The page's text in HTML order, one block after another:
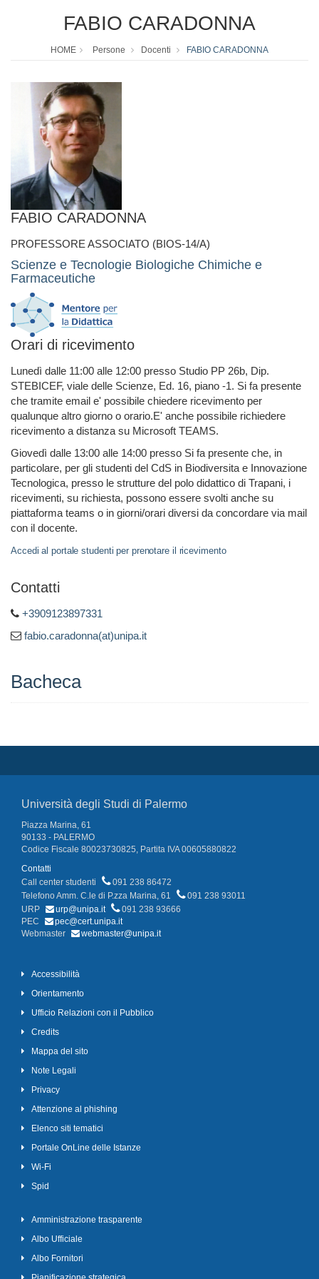
FABIO CARADONNA
HOME Persone Docenti FABIO CARADONNA
FABIO CARADONNA
PROFESSORE ASSOCIATO (BIOS-14/A)
Scienze e Tecnologie Biologiche Chimiche e
Farmaceutiche
Orari di ricevimento
Lunedì dalle 11:00 alle 12:00 presso Studio PP 26b, Dip.
STEBICEF, viale delle Scienze, Ed. 16, piano -1. Si fa presente
che tramite email e' possibile chiedere ricevimento per
qualunque altro giorno o orario.E' anche possibile richiedere
ricevimento a distanza su Microsoft TEAMS.
Giovedì dalle 13:00 alle 14:00 presso Si fa presente che, in
particolare, per gli studenti del CdS in Biodiversita e Innovazione
Tecnologica, presso le strutture del polo didattico di Trapani, i
ricevimenti, su richiesta, possono essere svolti anche su
piattaforma teams o in giorni/orari diversi da concordare via mail
con il docente.
Accedi al portale studenti per prenotare il ricevimento
Contatti
+3909123897331
fabio.caradonna(at)unipa.it
Bacheca
Università degli Studi di Palermo
Piazza Marina, 61
90133 - PALERMO
Codice Fiscale 80023730825, Partita IVA 00605880822
Contatti
Call center studenti
091 238 86472
Telefono Amm. C.le di P.zza Marina, 61
091 238 93011
URP
urp@unipa.it
091 238 93666
PEC
pec@cert.unipa.it
Webmaster
webmaster@unipa.it
Accessibilità
Orientamento
Ufficio Relazioni con il Pubblico
Credits
Mappa del sito
Note Legali
Privacy
Attenzione al phishing
Elenco siti tematici
Portale OnLine delle Istanze
Wi-Fi
Spid
Amministrazione trasparente
Albo Ufficiale
Albo Fornitori